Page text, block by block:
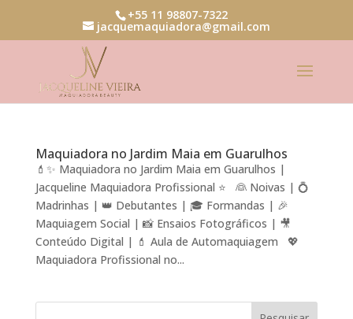
+55 11 98807-7322
jacquemaquiadora@gmail.com
Maquiadora no Jardim Maia em Guarulhos
💄✨ Maquiadora no Jardim Maia em Guarulhos |
Jacqueline Maquiadora Profissional ⭐ 👰 Noivas | 💍
Madrinhas | 👑 Debutantes | 🎓 Formandas | 🎉
Maquiagem Social | 📸 Ensaios Fotográficos | 🎥
Conteúdo Digital | 💄 Aula de Automaquiagem 💖
Maquiadora Profissional no...